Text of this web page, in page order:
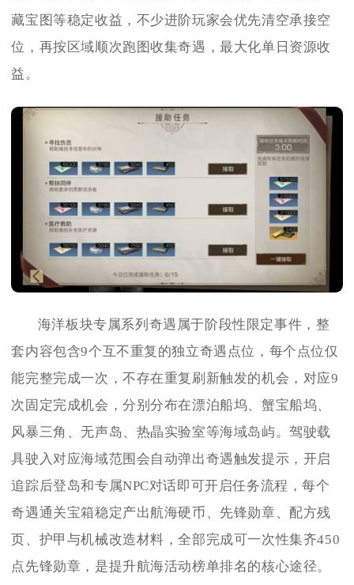
藏宝图等稳定收益，不少进阶玩家会优先清空承接空
位，再按区域顺次跑图收集奇遇，最大化单日资源收
益。
海洋板块专属系列奇遇属于阶段性限定事件，整
套内容包含9个互不重复的独立奇遇点位，每个点位仅
能完整完成一次，不存在重复刷新触发的机会，对应9
次固定完成机会，分别分布在漂泊船坞、蟹宝船坞、
风暴三角、无声岛、热晶实验室等海域岛屿。驾驶载
具驶入对应海域范围会自动弹出奇遇触发提示，开启
追踪后登岛和专属NPC对话即可开启任务流程，每个
奇遇通关宝箱稳定产出航海硬币、先锋勋章、配方残
页、护甲与机械改造材料，全部完成可一次性集齐450
点先锋勋章，是提升航海活动榜单排名的核心途径。